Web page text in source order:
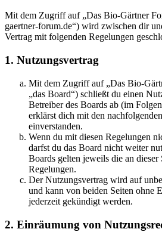
Mit dem Zugriff auf „Das Bio-Gärtner
gaertner-forum.de“) wird zwischen dir
Vertrag mit folgenden Regelungen
1. Nutzungsvertrag
Mit dem Zugriff auf „Das Bio-
„das Board“) schließt du einen
Betreiber des Boards ab (im
erklärst dich mit den
einverstanden.
Wenn du mit diesen Regelungen
darfst du das Board nicht weiter
Boards gelten jeweils die an
Regelungen.
Der Nutzungsvertrag wird auf
und kann von beiden Seiten ohne
jederzeit gekündigt werden.
2. Einräumung von